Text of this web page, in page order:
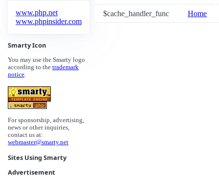
www.php.net
www.phpinsider.com
Smarty Icon
You may use the Smarty logo
according to the trademark
notice.
For sponsorship, advertising,
news or other inquiries,
contact us at:
webmaster@smarty.net
Sites Using Smarty
Advertisement
$cache_handler_func Home